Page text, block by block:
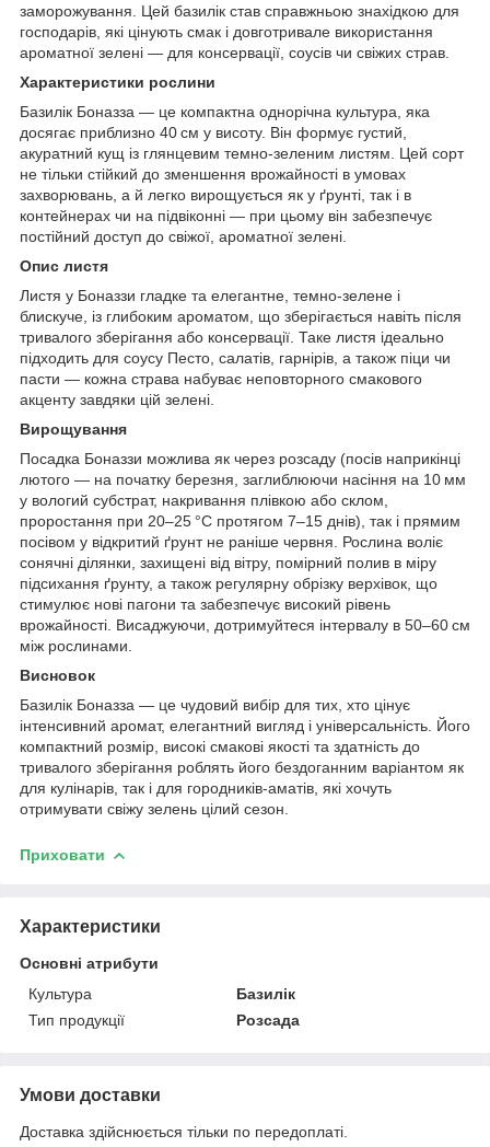
заморожування. Цей базилік став справжньою знахідкою для
господарів, які цінують смак і довготривале використання
ароматної зелені — для консервації, соусів чи свіжих страв.
Характеристики рослини
Базилік Боназза — це компактна однорічна культура, яка
досягає приблизно 40 см у висоту. Він формує густий,
акуратний кущ із глянцевим темно-зеленим листям. Цей сорт
не тільки стійкий до зменшення врожайності в умовах
захворювань, а й легко вирощується як у ґрунті, так і в
контейнерах чи на підвіконні — при цьому він забезпечує
постійний доступ до свіжої, ароматної зелені.
Опис листя
Листя у Боназзи гладке та елегантне, темно-зелене і
блискуче, із глибоким ароматом, що зберігається навіть після
тривалого зберігання або консервації. Таке листя ідеально
підходить для соусу Песто, салатів, гарнірів, а також піци чи
пасти — кожна страва набуває неповторного смакового
акценту завдяки цій зелені.
Вирощування
Посадка Боназзи можлива як через розсаду (посів наприкінці
лютого — на початку березня, заглиблюючи насіння на 10 мм
у вологий субстрат, накривання плівкою або склом,
проростання при 20–25 °C протягом 7–15 днів), так і прямим
посівом у відкритий ґрунт не раніше червня. Рослина воліє
сонячні ділянки, захищені від вітру, помірний полив в міру
підсихання ґрунту, а також регулярну обрізку верхівок, що
стимулює нові пагони та забезпечує високий рівень
врожайності. Висаджуючи, дотримуйтеся інтервалу в 50–60 см
між рослинами.
Висновок
Базилік Боназза — це чудовий вибір для тих, хто цінує
інтенсивний аромат, елегантний вигляд і універсальність. Його
компактний розмір, високі смакові якості та здатність до
тривалого зберігання роблять його бездоганним варіантом як
для кулінарів, так і для городників-аматів, які хочуть
отримувати свіжу зелень цілий сезон.
Приховати
Характеристики
Основні атрибути
Культура
Базилік
Тип продукції
Розсада
Умови доставки
Доставка здійснюється тільки по передоплаті.